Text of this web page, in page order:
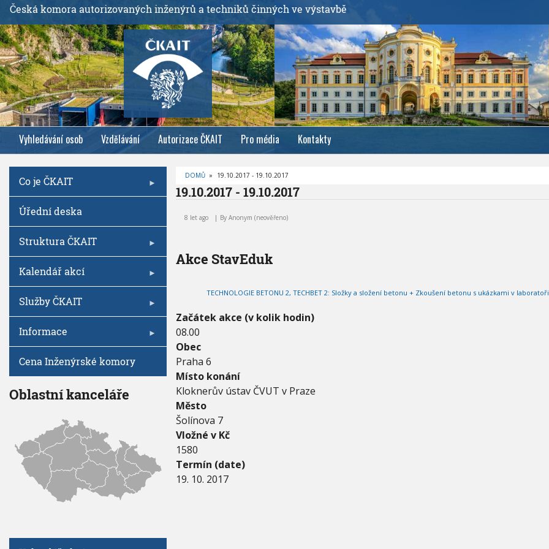
ř
e
j
í
t
k
h
l
v
Česká komora autorizovaných inženýrů a techniků činných ve výstavbě
Vyhledávání osob Vzdělávání Autorizace ČKAIT Pro média Kontakty
D
R
E
Á
N
DOMŮ » 19.10.2017 - 19.10.2017
19.10.2017 - 19.10.2017
.
-
1
9
.
1
0
.
2
0
1
7
8 let ago By Anonym (neověřeno)
Akce StavEduk
TECHNOLOGIE BETONU 2, TECHBET 2: Složky a složení betonu + Zkoušení betonu s ukázkami v laboratoři
Začátek akce (v kolik hodin)
08.00
Obec
Praha 6
Místo konání
Kloknerův ústav ČVUT v Praze
Město
Šolínova 7
Vložné v Kč
1580
Termín (date)
19. 10. 2017
Co je ČKAIT
Úřední deska
Struktura ČKAIT
Kalendář akcí
Služby ČKAIT
Informace
Cena Inženýrské komory
Oblastní kanceláře